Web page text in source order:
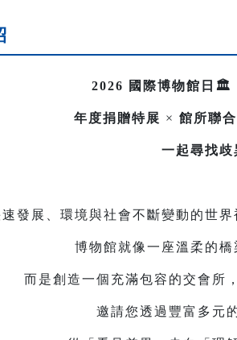
2026 國際博物館日🏛️
年度捐贈特展 × 館所聯
一起尋找
發展、環境與社會不斷變動的世
博物館就像一座溫柔的橋
而是創造一個充滿包容的交會所
邀請您透過豐富多元